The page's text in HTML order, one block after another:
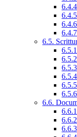
6.5.
6.6.